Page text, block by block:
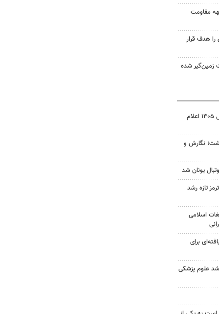
مقاومت
هدف قرار
زمین‌گیر شده
نتیجه آزمون ورودی سمپاد سال ۱۴۰۵ اعلام
نگارش و
یونان شد
تازه رشد
اسلامی
برای
علوم پزشکی